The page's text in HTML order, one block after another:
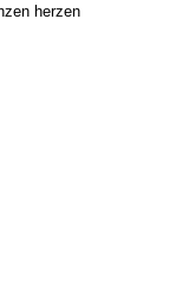
herzen